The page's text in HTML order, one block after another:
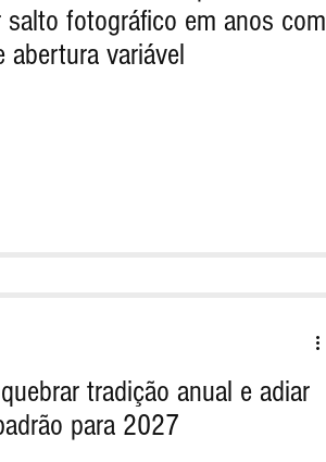
salto fotográfico em anos com
abertura variável
tradição anual e adiar
para 2027